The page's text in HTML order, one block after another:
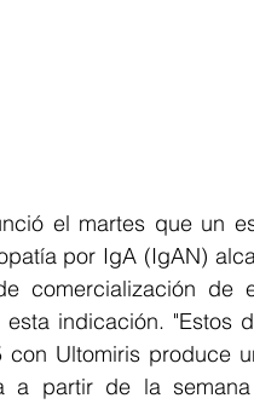
el martes que un
por IgA (IgAN)
comercialización
indicación. "Estos
con Ultomiris produce
a partir de la